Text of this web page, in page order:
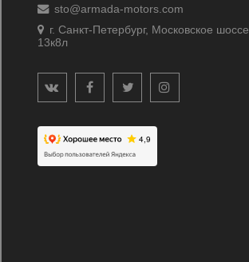
sto@armada-motors.com
г. Санкт-Петербург, Московское шоссе,
13к8л